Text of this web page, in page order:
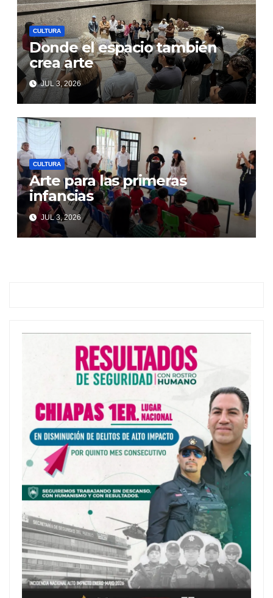
CULTURA
Donde el espacio también
crea arte
JUL 3, 2026
CULTURA
Arte para las primeras
infancias
JUL 3, 2026